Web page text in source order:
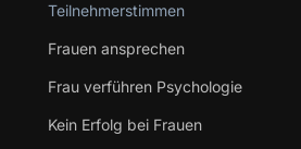
Teilnehmerstimmen
Frauen ansprechen
Frau verführen Psychologie
Kein Erfolg bei Frauen